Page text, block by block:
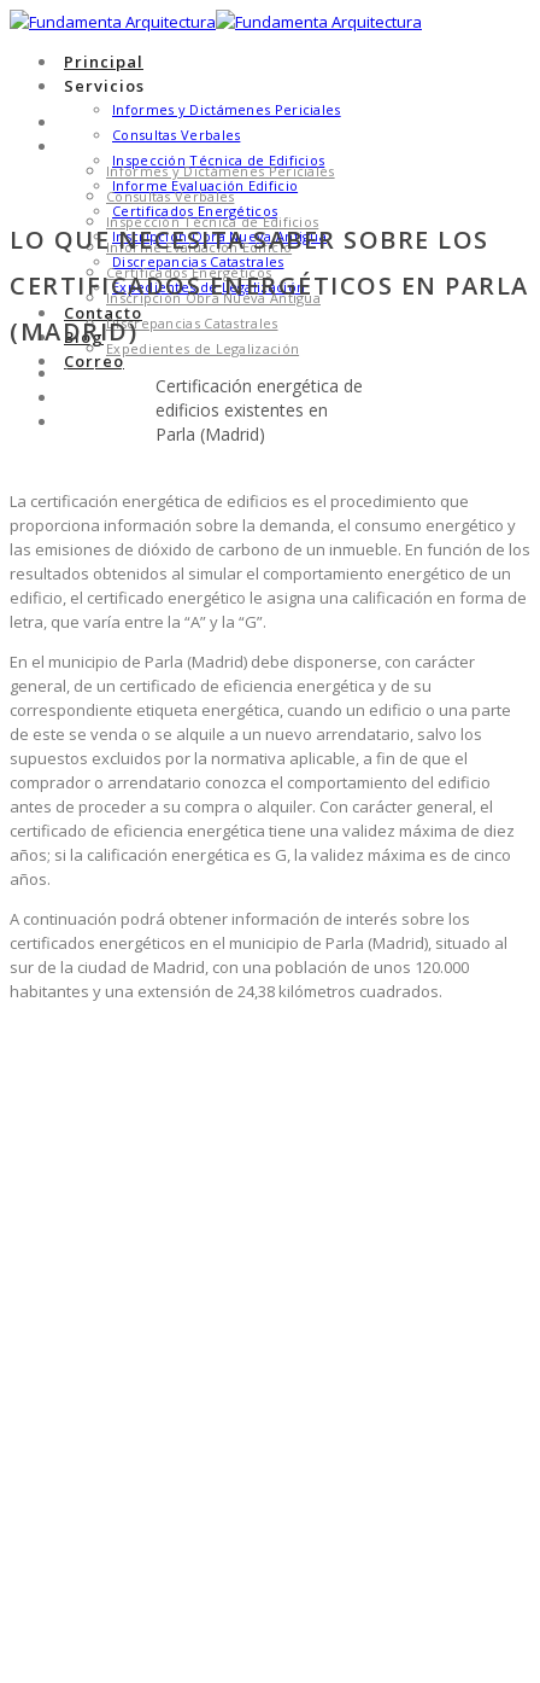
Principal
Servicios
Informes y Dictámenes Periciales
Consultas Verbales
Inspección Técnica de Edificios
Informe Evaluación Edificio
Certificados Energéticos
Inscripción Obra Nueva Antigua
Discrepancias Catastrales
Expedientes de Legalización
Contacto
Blog
Correo
Principal
Servicios
Informes y Dictámenes Periciales
Consultas Verbales
Inspección Técnica de Edificios
Informe Evaluación Edificio
Certificados Energéticos
Inscripción Obra Nueva Antigua
Discrepancias Catastrales
Expedientes de Legalización
Contacto
LO QUE NECESITA SABER SOBRE LOS
CERTIFICADOS ENERGÉTICOS EN PARLA
(MADRID)
Certificación energética de
edificios existentes en
Parla (Madrid)
La certificación energética de edificios es el procedimiento que
proporciona información sobre la demanda, el consumo energético y
las emisiones de dióxido de carbono de un inmueble. En función de los
resultados obtenidos al simular el comportamiento energético de un
edificio, el certificado energético le asigna una calificación en forma de
letra, que varía entre la “A” y la “G”.
En el municipio de Parla (Madrid) debe disponerse, con carácter
general, de un certificado de eficiencia energética y de su
correspondiente etiqueta energética, cuando un edificio o una parte
de este se venda o se alquile a un nuevo arrendatario, salvo los
supuestos excluidos por la normativa aplicable, a fin de que el
comprador o arrendatario conozca el comportamiento del edificio
antes de proceder a su compra o alquiler. Con carácter general, el
certificado de eficiencia energética tiene una validez máxima de diez
años; si la calificación energética es G, la validez máxima es de cinco
años.
A continuación podrá obtener información de interés sobre los
certificados energéticos en el municipio de Parla (Madrid), situado al
sur de la ciudad de Madrid, con una población de unos 120.000
habitantes y una extensión de 24,38 kilómetros cuadrados.